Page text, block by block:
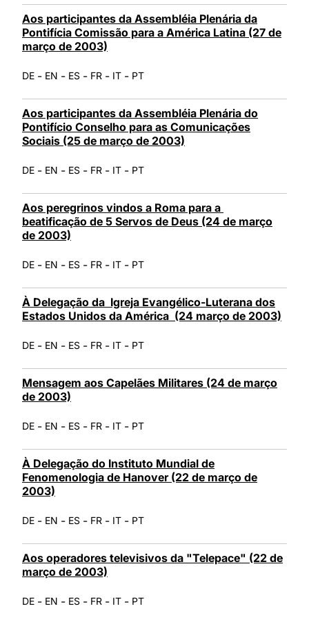
Aos participantes da Assembléia Plenária da
Pontifícia Comissão para a América Latina (27 de
março de 2003)
DE - EN - ES - FR - IT - PT
Aos participantes da Assembléia Plenária do
Pontifício Conselho para as Comunicações
Sociais (25 de março de 2003)
DE - EN - ES - FR - IT - PT
Aos peregrinos vindos a Roma para a
beatificação de 5 Servos de Deus (24 de março
de 2003)
DE - EN - ES - FR - IT - PT
À Delegação da Igreja Evangélico-Luterana dos
Estados Unidos da América (24 março de 2003)
DE - EN - ES - FR - IT - PT
Mensagem aos Capelães Militares (24 de março
de 2003)
DE - EN - ES - FR - IT - PT
À Delegação do Instituto Mundial de
Fenomenologia de Hanover (22 de março de
2003)
DE - EN - ES - FR - IT - PT
Aos operadores televisivos da "Telepace" (22 de
março de 2003)
DE - EN - ES - FR - IT - PT